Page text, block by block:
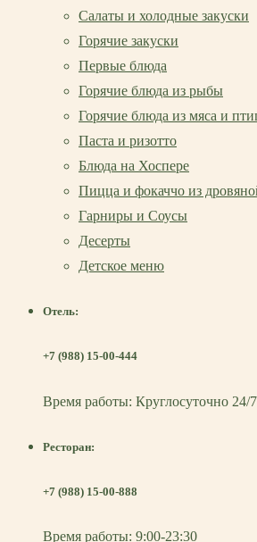
Салаты и холодные закуски
Горячие закуски
Первые блюда
Горячие блюда из рыбы
Горячие блюда из мяса и
Паста и ризотто
Блюда на Хоспере
Пицца и фокаччо из
Гарниры и Соусы
Десерты
Детское меню
Отель:
+7 (988) 15-00-444
Время работы: Круглосуточно 24/7
Ресторан:
+7 (988) 15-00-888
Время работы: 9:00-23:30